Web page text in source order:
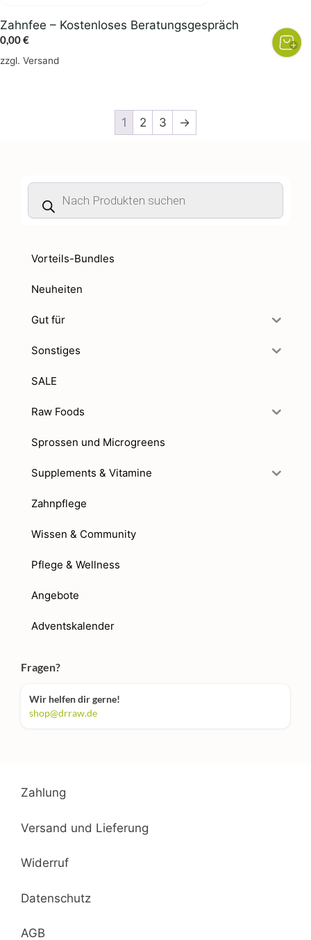
Zahnfee – Kostenloses Beratungsgespräch
0,00€
zzgl. Versand
1 2 3 →
Products
search
Vorteils-Bundles
Neuheiten
Gut für
Sonstiges
SALE
Raw Foods
Sprossen und Microgreens
Supplements & Vitamine
Zahnpflege
Wissen & Community
Pflege & Wellness
Angebote
Adventskalender
Fragen?
Wir helfen dir gerne!
shop@drraw.de
Zahlung
Versand und Lieferung
Widerruf
Datenschutz
AGB